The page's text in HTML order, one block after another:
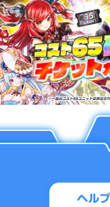
ヘル